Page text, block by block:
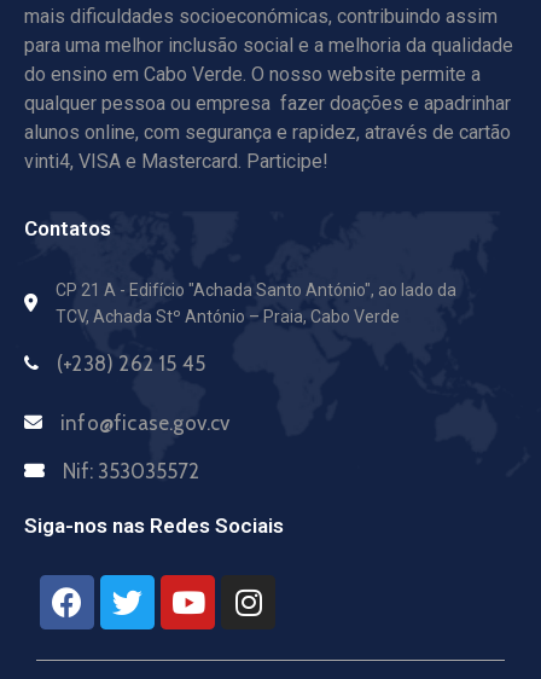
mais dificuldades socioeconómicas, contribuindo assim
para uma melhor inclusão social e a melhoria da qualidade
do ensino em Cabo Verde. O nosso website permite a
qualquer pessoa ou empresa fazer doações e apadrinhar
alunos online, com segurança e rapidez, através de cartão
vinti4, VISA e Mastercard. Participe!
Contatos
CP 21 A - Edifício "Achada Santo António", ao lado da
TCV, Achada Stº António – Praia, Cabo Verde
(+238) 262 15 45
info@ficase.gov.cv
Nif: 353035572
Siga-nos nas Redes Sociais